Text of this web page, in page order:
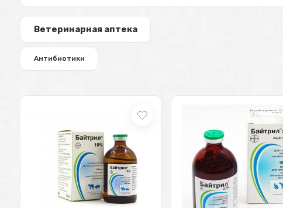
Ветеринарная аптека
Антибиотики